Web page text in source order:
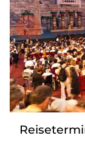
Bus
Service
Kontakt